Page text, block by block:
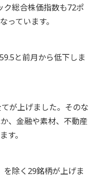
ク総合株価指数も72ポ
っています。
と前月から低下しま
が上げました。そのな
、金融や素材、不動産
す。
を除く29銘柄が上げま